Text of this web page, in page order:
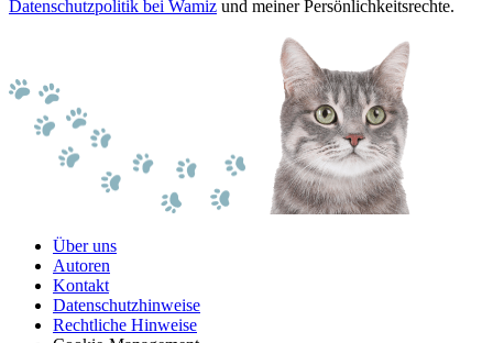
Datenschutzpolitik bei Wamiz und meiner Persönlichkeitsrechte.
Über uns
Autoren
Kontakt
Datenschutzhinweise
Rechtliche Hinweise